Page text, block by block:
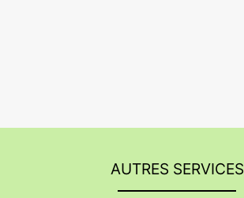
AUTRES SERVICES